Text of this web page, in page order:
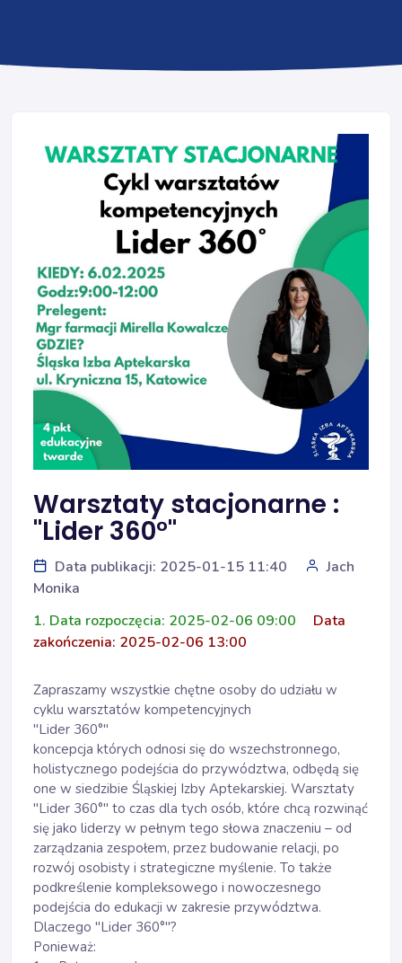
Warsztaty stacjonarne :
"Lider 360°"
Data publikacji: 2025-01-15 11:40
Jach
Monika
1. Data rozpoczęcia: 2025-02-06 09:00
Data
zakończenia: 2025-02-06 13:00
Zapraszamy wszystkie chętne osoby do udziału w
cyklu warsztatów kompetencyjnych
"Lider 360°"
koncepcja których odnosi się do wszechstronnego,
holistycznego podejścia do przywództwa, odbędą się
one w siedzibie Śląskiej Izby Aptekarskiej. Warsztaty
"Lider 360°" to czas dla tych osób, które chcą rozwinąć
się jako liderzy w pełnym tego słowa znaczeniu – od
zarządzania zespołem, przez budowanie relacji, po
rozwój osobisty i strategiczne myślenie. To także
podkreślenie kompleksowego i nowoczesnego
podejścia do edukacji w zakresie przywództwa.
Dlaczego "Lider 360°"?
Ponieważ: